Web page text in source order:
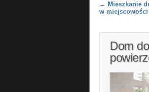
Post
← Mieszkanie
w miejscowości
Dom